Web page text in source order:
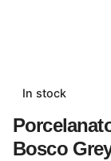
In stock
Bosco